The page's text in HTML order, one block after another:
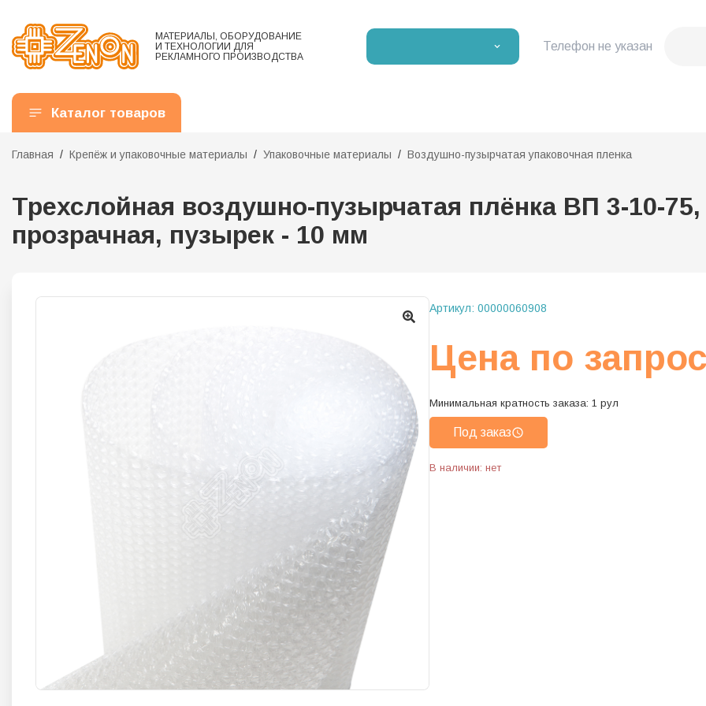
МАТЕРИАЛЫ, ОБОРУДОВАНИЕ
И ТЕХНОЛОГИИ ДЛЯ
РЕКЛАМНОГО ПРОИЗВОДСТВА
Телефон не указан
Каталог товаров
Главная Крепёж и упаковочные материалы Упаковочные материалы Воздушно-пузырчатая упаковочная пленка
Трехслойная воздушно-пузырчатая плёнка ВП 3-10-
прозрачная, пузырек - 10 мм
Артикул: 00000060908
Цена по
Минимальная кратность заказа: 1 рул
Под заказ
В наличии: нет